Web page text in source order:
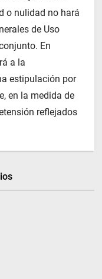
o nulidad no hará
de Uso
En
a la
estipulación por
en la medida de
reflejados